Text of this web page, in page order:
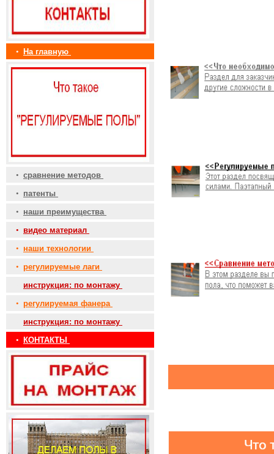
• На главную
• сравнение методов
• патенты
• наши преимущества
• видео материал
• наши технологии
• регулируемые лаги
инструкция: по монтажу
• регулируемая фанера
инструкция: по монтажу
•
КОНТАКТЫ